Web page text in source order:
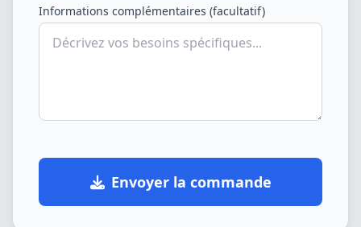
Informations complémentaires (facultatif)
Envoyer la commande